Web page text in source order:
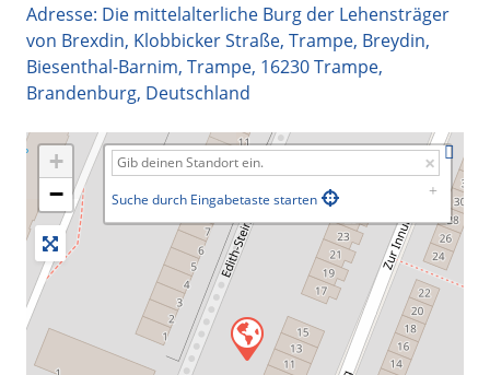
Adresse: Die mittelalterliche Burg der Lehensträger
von Brexdin, Klobbicker Straße, Trampe, Breydin,
Biesenthal-Barnim, Trampe, 16230Trampe,
Brandenburg, Deutschland
+
−
Suche durch Eingabetaste starten